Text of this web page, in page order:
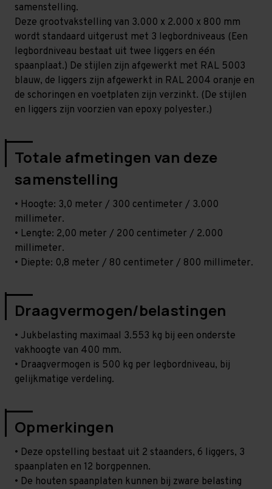
samenstelling.
Deze grootvakstelling van 3.000 x 2.000 x 800 mm
wordt standaard uitgerust met 3 legbordniveaus (Een
legbordniveau bestaat uit twee liggers en één
spaanplaat.) De stijlen zijn afgewerkt met RAL 5003
blauw, de liggers zijn afgewerkt in RAL 2004 oranje en
de schoringen en voetplaten zijn verzinkt. (De stijlen
en liggers zijn voorzien van epoxy polyester.)
Totale afmetingen van deze
samenstelling
• Hoogte: 3,0 meter / 300 centimeter / 3.000
millimeter.
• Lengte: 2,00 meter / 200 centimeter / 2.000
millimeter.
• Diepte: 0,8 meter / 80 centimeter / 800 millimeter.
Draagvermogen/belastingen
• Jukbelasting maximaal 3.553 kg bij een onderste
vakhoogte van 400 mm.
• Draagvermogen is 500 kg per legbordniveau, bij
gelijkmatige verdeling.
Opmerkingen
• Deze opstelling bestaat uit 2 staanders, 6 liggers, 3
spaanplaten en 12 borgpennen.
• De houten spaanplaten kunnen bij zware belasting